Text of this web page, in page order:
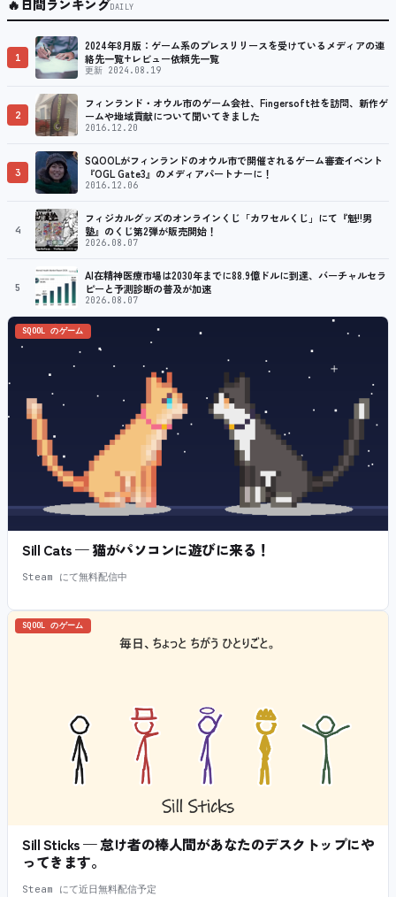
🔥日間ランキングDAILY
1
2024年8月版：ゲーム系のプレスリリースを受けているメディアの連
絡先一覧+レビュー依頼先一覧
更新 2024.08.19
2
フィンランド・オウル市のゲーム会社、Fingersoft社を訪問、新作ゲ
ームや地域貢献について聞いてきました
2016.12.20
3
SQOOLがフィンランドのオウル市で開催されるゲーム審査イベント
『OGL Gate3』のメディアパートナーに！
2016.12.06
4
フィジカルグッズのオンラインくじ「カワセルくじ」にて『魁!!男
塾』のくじ第2弾が販売開始！
2026.08.07
5
AI在精神医療市場は2030年までに88.9億ドルに到達、バーチャルセラ
ピーと予測診断の普及が加速
2026.08.07
SQOOL のゲーム
Sill Cats — 猫がパソコンに遊びに来る！
Steam にて無料配信中
SQOOL のゲーム
Sill Sticks — 怠け者の棒人間があなたのデスクトップにや
ってきます。
Steam にて近日無料配信予定